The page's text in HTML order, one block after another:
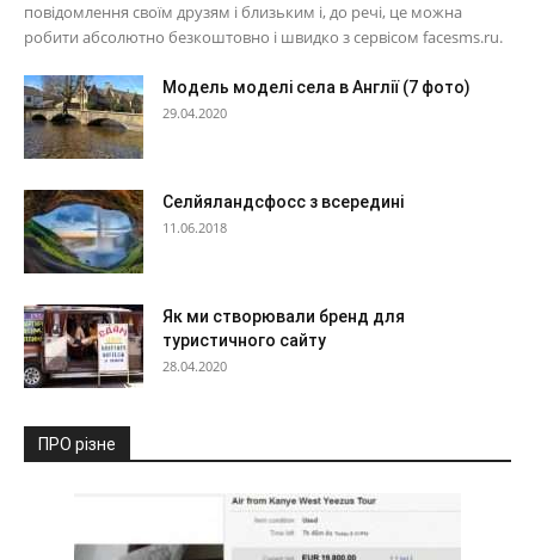
повідомлення своїм друзям і близьким і, до речі, це можна
робити абсолютно безкоштовно і швидко з сервісом facesms.ru.
Модель моделі села в Англії (7 фото)
29.04.2020
Селйяландсфосс з всередині
11.06.2018
Як ми створювали бренд для
туристичного сайту
28.04.2020
ПРО різне